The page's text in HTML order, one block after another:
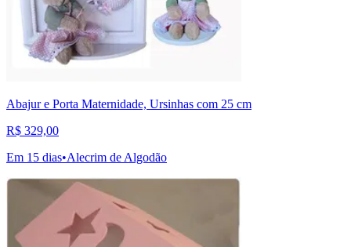
Abajur e Porta Maternidade, Ursinhas com 25 cm
R$ 329,00
Em 15 dias•Alecrim de Algodão